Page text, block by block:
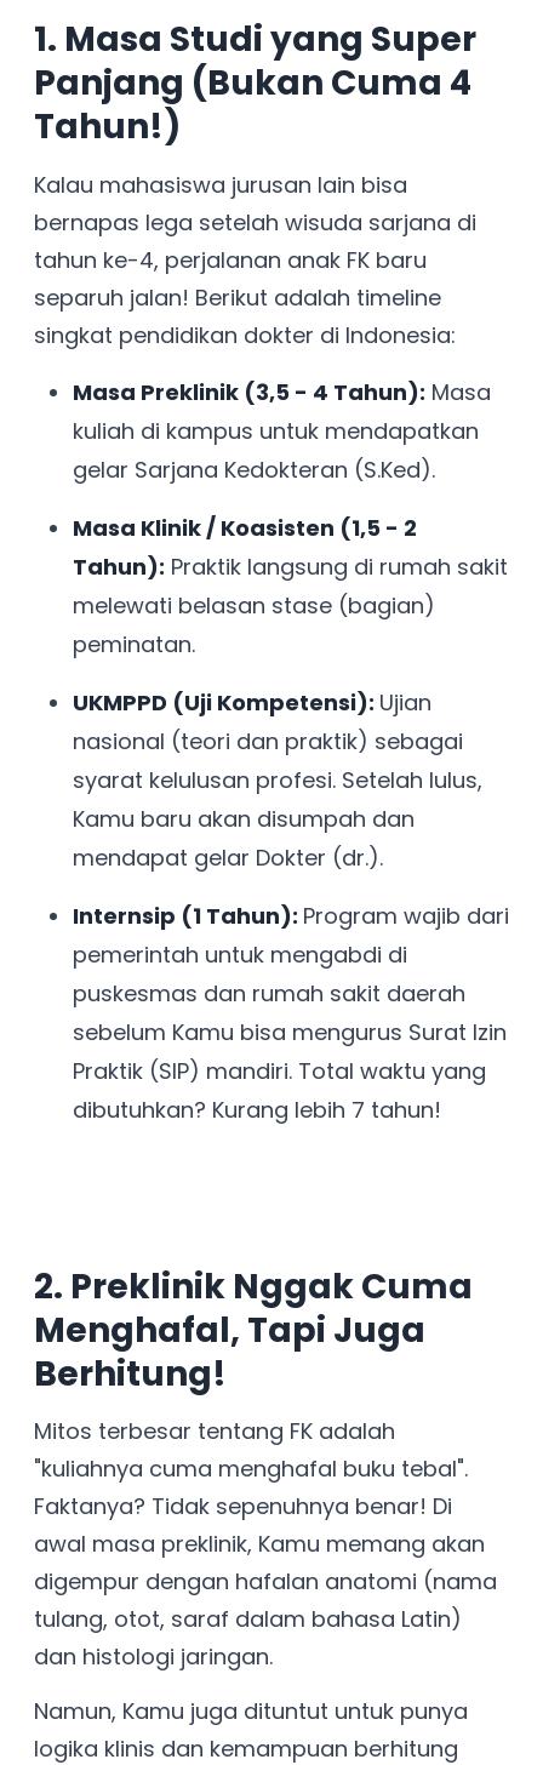
1. Masa Studi yang Super
Panjang (Bukan Cuma 4
Tahun!)
Kalau mahasiswa jurusan lain bisa
bernapas lega setelah wisuda sarjana di
tahun ke-4, perjalanan anak FK baru
separuh jalan! Berikut adalah timeline
singkat pendidikan dokter di Indonesia:
Masa Preklinik (3,5 - 4 Tahun): Masa
kuliah di kampus untuk mendapatkan
gelar Sarjana Kedokteran (S.Ked).
Masa Klinik / Koasisten (1,5 - 2
Tahun): Praktik langsung di rumah sakit
melewati belasan stase (bagian)
peminatan.
UKMPPD (Uji Kompetensi): Ujian
nasional (teori dan praktik) sebagai
syarat kelulusan profesi. Setelah lulus,
Kamu baru akan disumpah dan
mendapat gelar Dokter (dr.).
Internsip (1 Tahun): Program wajib dari
pemerintah untuk mengabdi di
puskesmas dan rumah sakit daerah
sebelum Kamu bisa mengurus Surat Izin
Praktik (SIP) mandiri. Total waktu yang
dibutuhkan? Kurang lebih 7 tahun!
2. Preklinik Nggak Cuma
Menghafal, Tapi Juga
Berhitung!
Mitos terbesar tentang FK adalah
"kuliahnya cuma menghafal buku tebal".
Faktanya? Tidak sepenuhnya benar! Di
awal masa preklinik, Kamu memang akan
digempur dengan hafalan anatomi (nama
tulang, otot, saraf dalam bahasa Latin)
dan histologi jaringan.
Namun, Kamu juga dituntut untuk punya
logika klinis dan kemampuan berhitung